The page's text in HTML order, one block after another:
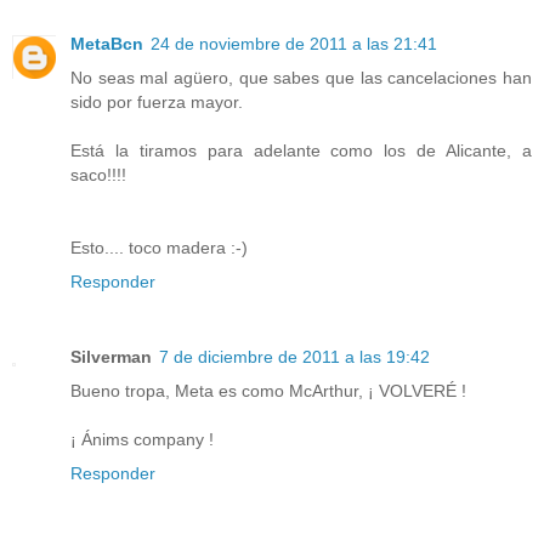
MetaBcn 24 de noviembre de 2011 a las 21:41
No seas mal agüero, que sabes que las cancelaciones han
sido por fuerza mayor.
Está la tiramos para adelante como los de Alicante, a
saco!!!!
Esto.... toco madera :-)
Responder
Silverman 7 de diciembre de 2011 a las 19:42
Bueno tropa, Meta es como McArthur, ¡ VOLVERÉ !
¡ Ánims company !
Responder